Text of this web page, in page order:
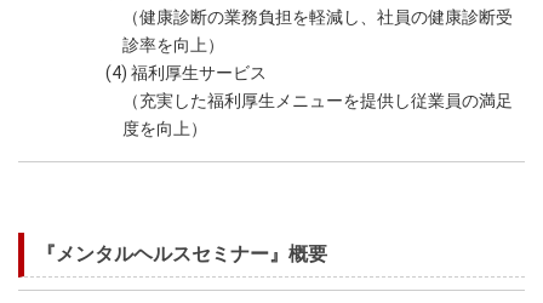
（健康診断の業務負担を軽減し、社員の健康診断受
診率を向上）
(4) 福利厚生サービス
（充実した福利厚生メニューを提供し従業員の満足
度を向上）
『メンタルヘルスセミナー』概要